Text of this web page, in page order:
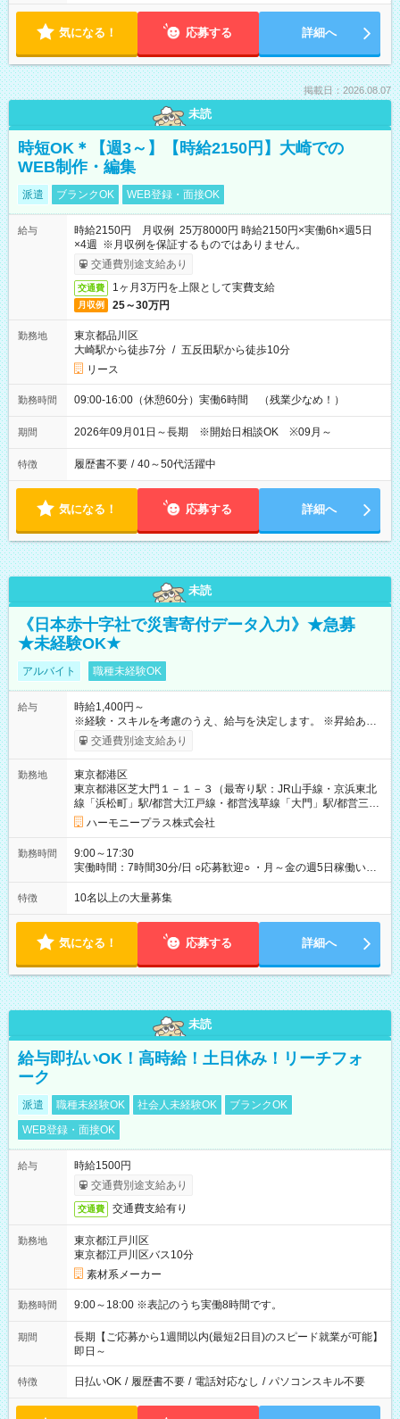
気になる！ 応募する 詳細へ
掲載日：2026.08.07
未読
時短OK＊【週3～】【時給2150円】大崎での
WEB制作・編集
派遣 ブランクOK WEB登録・面接OK
給与
時給2150円 月収例 25万8000円 時給2150円×実働6h×週5日
×4週 ※月収例を保証するものではありません。
交通費別途支給あり
交通費 1ヶ月3万円を上限として実費支給
月収例 25～30万円
勤務地
東京都品川区
大崎駅から徒歩7分 / 五反田駅から徒歩10分
リース
勤務時間 09:00-16:00（休憩60分）実働6時間 （残業少なめ！）
期間 2026年09月01日～長期 ※開始日相談OK ※09月～
特徴 履歴書不要 / 40～50代活躍中
気になる！ 応募する 詳細へ
未読
《日本赤十字社で災害寄付データ入力》★急募
★未経験OK★
アルバイト 職種未経験OK
給与
時給1,400円～
※経験・スキルを考慮のうえ、給与を決定します。 ※昇給あり
（勤務実績・評価による） ※残業が発生した場合は、時間外手
当を全額支給します。 ※交通費支給（月額上限50,000円／当社
間中も給与・待遇に変更はありません。 【試用期間】試用期間
あり 試用期間の長さ：1ヶ月 雇用形態、給与は本採用時と同じ
です。 試用期間中は、健康保険などの福利厚生の一部が制限さ
れる可能性があります。
交通費別途支給あり
勤務地
東京都港区
東京都港区芝大門１－１－３（最寄り駅：JR山手線・京浜東北
線「浜松町」駅/都営大江戸線・都営浅草線「⼤⾨」駅/都営三田
線「御成⾨」駅）
ハーモニープラス株式会社
勤務時間
9:00～17:30
実働時間：7時間30分/日 ○応募歓迎○ ・月～金の週5日稼働いた
だける方 ・実働時間：7.5時間（休憩1時間）
特徴 10名以上の大量募集
気になる！ 応募する 詳細へ
未読
給与即払いOK！高時給！土日休み！リーチフォ
ーク
派遣 職種未経験OK 社会人未経験OK
ブランクOK
WEB登録・面接OK
給与
時給1500円
交通費別途支給あり
交通費 交通費支給有り
勤務地
東京都江戸川区
東京都江戸川区バス10分
素材系メーカー
勤務時間 9:00～18:00 ※表記のうち実働8時間です。
期間
長期【ご応募から1週間以内(最短2日目)のスピード就業が可能】
即日～
特徴 日払いOK / 履歴書不要 / 電話対応なし / パソコンスキル不要